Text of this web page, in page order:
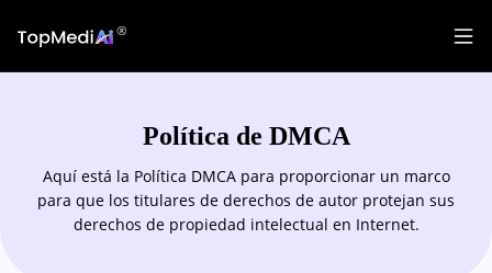
Política de DMCA
Aquí está la Política DMCA para proporcionar un marco
para que los titulares de derechos de autor protejan sus
derechos de propiedad intelectual en Internet.